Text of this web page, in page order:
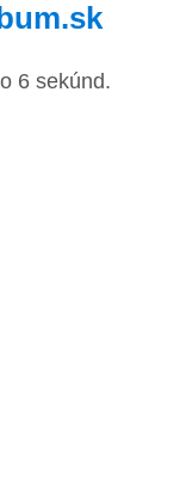
6sekúnd.